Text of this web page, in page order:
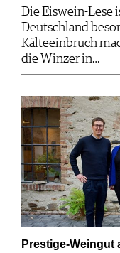
Die Eiswein-Lese
Deutschland
Kälteeinbruch
die Winzer in…
Prestige-Weingut